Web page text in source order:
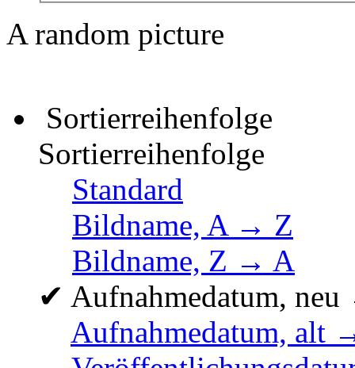
A random picture
Sortierreihenfolge
Sortierreihenfolge
Standard
Bildname, A → Z
Bildname, Z → A
✔ Aufnahmedatum,
Aufnahmedatum, alt